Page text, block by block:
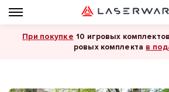
При покупке 10 игровых комплектов
ровых комплекта в